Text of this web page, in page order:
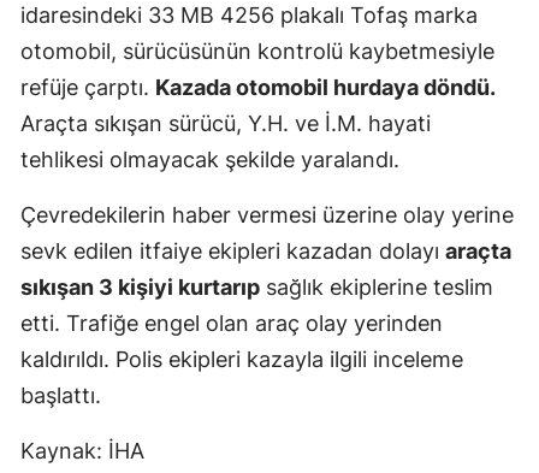
Edirne
Elazığ
Eskişehir
Gaziantep
Giresun
Gümüşhane
idaresindeki 33 MB 4256 plakalı Tofaş marka
otomobil, sürücüsünün kontrolü kaybetmesiyle
refüje çarptı. Kazada otomobil hurdaya döndü.
Araçta sıkışan sürücü, Y.H. ve İ.M. hayati
tehlikesi olmayacak şekilde yaralandı.
Çevredekilerin haber vermesi üzerine olay yerine
sevk edilen itfaiye ekipleri kazadan dolayı araçta
sıkışan 3 kişiyi kurtarıp sağlık ekiplerine teslim
etti. Trafiğe engel olan araç olay yerinden
kaldırıldı. Polis ekipleri kazayla ilgili inceleme
başlattı.
Kaynak: İHA